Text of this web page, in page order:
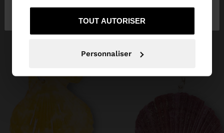
services.
TOUT AUTORISER
Personnaliser